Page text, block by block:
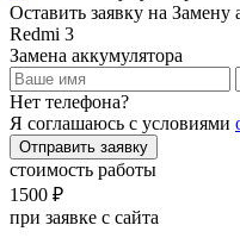
Оставить заявку на
Redmi 3
Замена аккумулятора
Нет телефона?
Я соглашаюсь с условиями
Отправить заявку
стоимость работы
1500 ₽
при заявке с сайта